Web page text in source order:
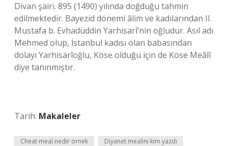
Divan şairi. 895 (1490) yılında doğduğu tahmin
edilmektedir. Bayezid dönemi âlim ve kadılarından II.
Mustafa b. Evhadüddin Yarhisarî’nin oğludur. Asıl adı
Mehmed olup, İstanbul kadısı olan babasından
dolayı Yarhisarîoğlu, Köse olduğu için de Köse Meâlî
diye tanınmıştır.
Tarih: Makaleler
Cheat meal nedir örnek Diyanet mealini kim yazdı